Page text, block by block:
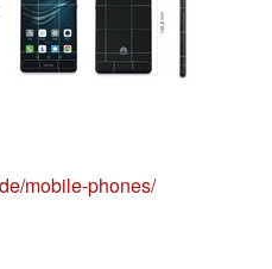
mobile-phones/